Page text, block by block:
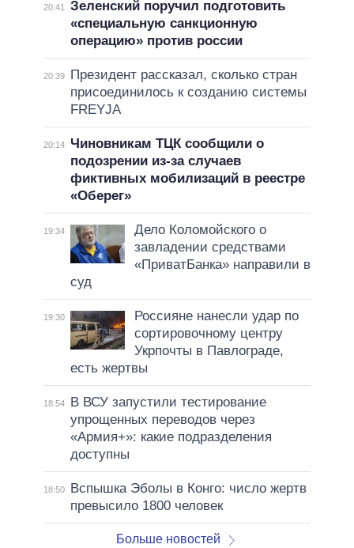
20:41
Зеленский поручил подготовить
«специальную санкционную
операцию» против россии
20:39
Президент рассказал, сколько стран
присоединилось к созданию системы
FREYJA
20:14
Чиновникам ТЦК сообщили о
подозрении из-за случаев
фиктивных мобилизаций в реестре
«Оберег»
19:34
Дело Коломойского о
завладении средствами
«ПриватБанка» направили в
суд
19:30
Россияне нанесли удар по
сортировочному центру
Укрпочты в Павлограде,
есть жертвы
18:54
В ВСУ запустили тестирование
упрощенных переводов через
«Армия+»: какие подразделения
доступны
18:50
Вспышка Эболы в Конго: число жертв
превысило 1800 человек
Больше новостей